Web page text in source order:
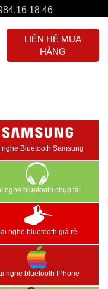
18 46
LIÊN HỆ MUA
HÀNG
nghe Bluetooth Samsung
nghe bluetooth chụp tai
nghe bluetooth giá rẻ
nghe bluetooth IPhone